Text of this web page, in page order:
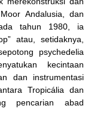
Andalusia, dan
tahun 1980, ia
atau, setidaknya,
psychedelia
kecintaan
dan instrumentasi
Tropicália dan
pencarian abad